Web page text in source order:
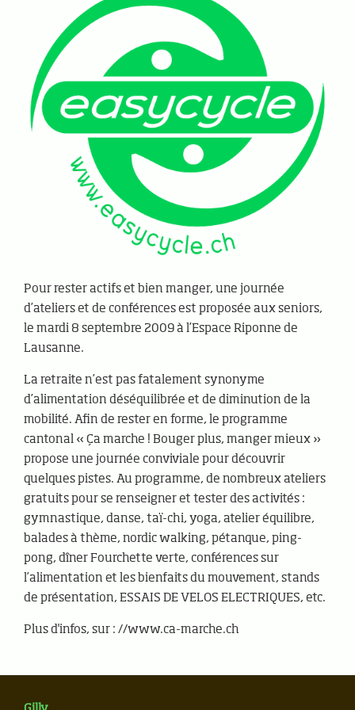
Pour rester actifs et bien manger, une journée
d’ateliers et de conférences est proposée aux seniors,
le mardi 8 septembre 2009 à l’Espace Riponne de
Lausanne.
La retraite n’est pas fatalement synonyme
d’alimentation déséquilibrée et de diminution de la
mobilité. Afin de rester en forme, le programme
cantonal « Ça marche ! Bouger plus, manger mieux »
propose une journée conviviale pour découvrir
quelques pistes. Au programme, de nombreux ateliers
gratuits pour se renseigner et tester des activités :
gymnastique, danse, taï-chi, yoga, atelier équilibre,
balades à thème, nordic walking, pétanque, ping-
pong, dîner Fourchette verte, conférences sur
l’alimentation et les bienfaits du mouvement, stands
de présentation, ESSAIS DE VELOS ELECTRIQUES, etc.
Plus d'infos, sur : //www.ca-marche.ch